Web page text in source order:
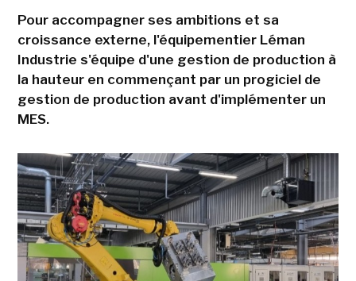
Pour accompagner ses ambitions et sa
croissance externe, l'équipementier Léman
Industrie s'équipe d'une gestion de production à
la hauteur en commençant par un progiciel de
gestion de production avant d'implémenter un
MES.